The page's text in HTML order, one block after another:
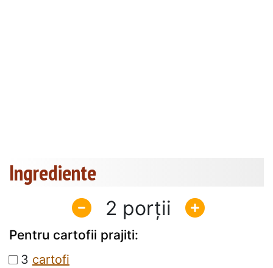
Ingrediente
2
Pentru cartofii prajiti:
3 cartofi